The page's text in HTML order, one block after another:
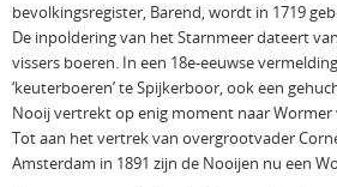
bevolkingsregister, Barend, wordt in 1719
De inpoldering van het Starnmeer dateert
vissers boeren. In een 18e-eeuwse
‘keuterboeren’ te Spijkerboor, ook een
Nooij vertrekt op enig moment naar Wormer
Tot aan het vertrek van overgrootvader
Amsterdam in 1891 zijn de Nooijen nu een